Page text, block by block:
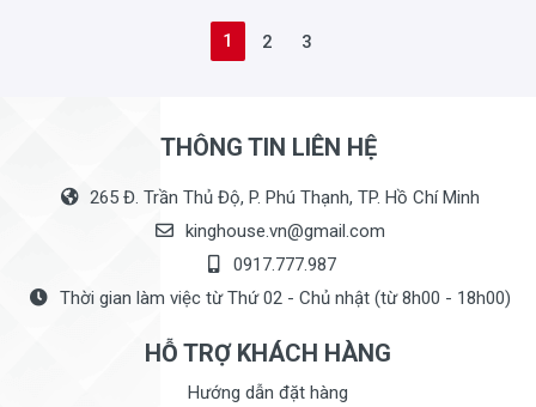
1 2 3
THÔNG TIN LIÊN HỆ
265 Đ. Trần Thủ Độ, P. Phú Thạnh, TP. Hồ Chí Minh
kinghouse.vn@gmail.com
0917.777.987
Thời gian làm việc từ Thứ 02 - Chủ nhật (từ 8h00 - 18h00)
HỖ TRỢ KHÁCH HÀNG
Hướng dẫn đặt hàng